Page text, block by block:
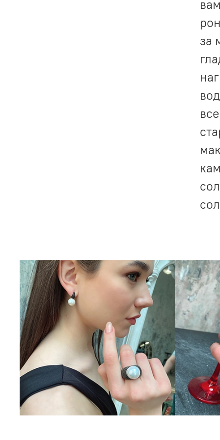
за